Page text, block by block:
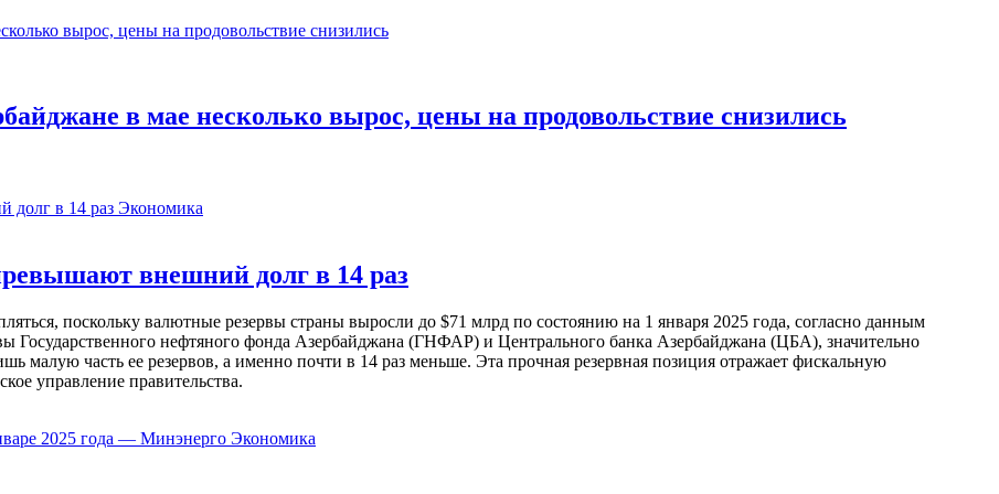
в мае несколько вырос, цены на продовольствие снизились
Экономика
внешний долг в 14 раз
поскольку валютные резервы страны выросли до $71 млрд по состоянию на 1 января 2025 года, согласно данным
Государственного нефтяного фонда Азербайджана (ГНФАР) и Центрального банка Азербайджана (ЦБА), значительно
малую часть ее резервов, а именно почти в 14 раз меньше. Эта прочная резервная позиция отражает фискальную
управление правительства.
Экономика